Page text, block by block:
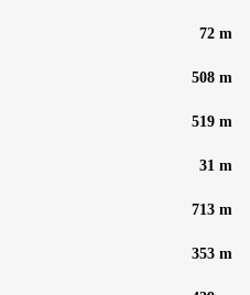
72 m
508 m
519 m
31 m
713 m
353 m